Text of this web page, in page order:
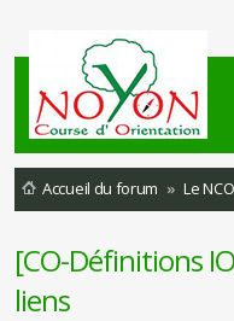
Accueil du forum Le NCO
[CO-Définitions
liens